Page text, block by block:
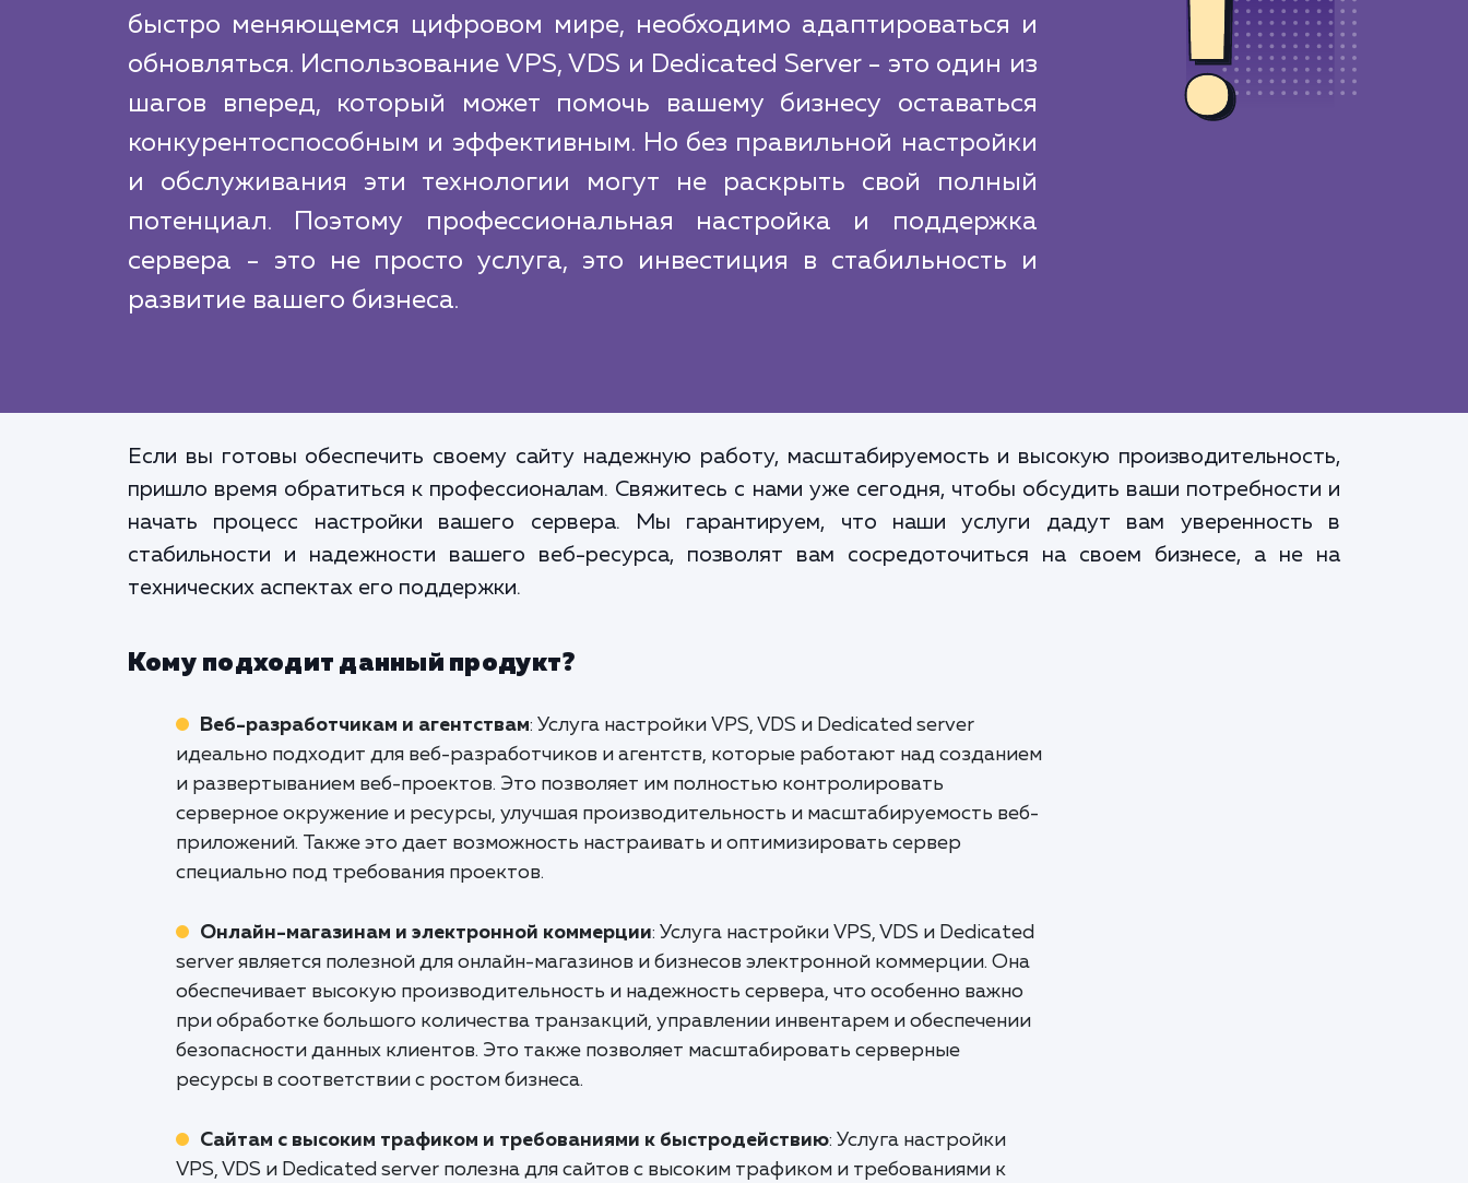
быстро меняющемся цифровом мире, необходимо адаптироваться и
обновляться. Использование VPS, VDS и Dedicated Server - это один из
шагов вперед, который может помочь вашему бизнесу оставаться
конкурентоспособным и эффективным. Но без правильной настройки
и обслуживания эти технологии могут не раскрыть свой полный
потенциал. Поэтому профессиональная настройка и поддержка
сервера - это не просто услуга, это инвестиция в стабильность и
развитие вашего бизнеса.
Если вы готовы обеспечить своему сайту надежную работу, масштабируемость и высокую производительность,
пришло время обратиться к профессионалам. Свяжитесь с нами уже сегодня, чтобы обсудить ваши потребности и
начать процесс настройки вашего сервера. Мы гарантируем, что наши услуги дадут вам уверенность в
стабильности и надежности вашего веб-ресурса, позволят вам сосредоточиться на своем бизнесе, а не на
технических аспектах его поддержки.
Кому подходит данный продукт?
Веб-разработчикам и агентствам: Услуга настройки VPS, VDS и Dedicated server
идеально подходит для веб-разработчиков и агентств, которые работают над созданием
и развертыванием веб-проектов. Это позволяет им полностью контролировать
серверное окружение и ресурсы, улучшая производительность и масштабируемость веб-
приложений. Также это дает возможность настраивать и оптимизировать сервер
специально под требования проектов.
Онлайн-магазинам и электронной коммерции: Услуга настройки VPS, VDS и Dedicated
server является полезной для онлайн-магазинов и бизнесов электронной коммерции. Она
обеспечивает высокую производительность и надежность сервера, что особенно важно
при обработке большого количества транзакций, управлении инвентарем и обеспечении
безопасности данных клиентов. Это также позволяет масштабировать серверные
ресурсы в соответствии с ростом бизнеса.
Сайтам с высоким трафиком и требованиями к быстродействию: Услуга настройки
VPS, VDS и Dedicated server полезна для сайтов с высоким трафиком и требованиями к